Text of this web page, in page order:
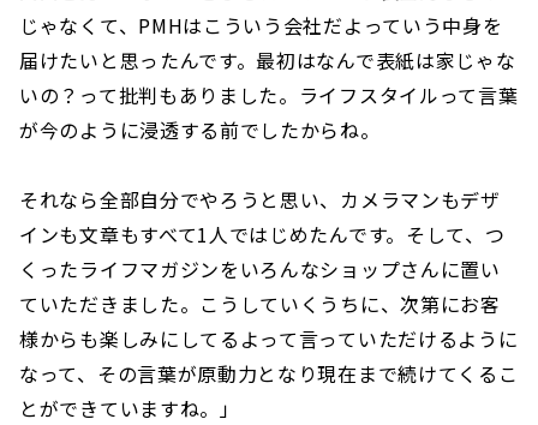
じゃなくて、PMHはこういう会社だよっていう中身を
届けたいと思ったんです。最初はなんで表紙は家じゃな
いの？って批判もありました。ライフスタイルって言葉
が今のように浸透する前でしたからね。
それなら全部自分でやろうと思い、カメラマンもデザ
インも文章もすべて1人ではじめたんです。そして、つ
くったライフマガジンをいろんなショップさんに置い
ていただきました。こうしていくうちに、次第にお客
様からも楽しみにしてるよって言っていただけるように
なって、その言葉が原動力となり現在まで続けてくるこ
とができていますね。」